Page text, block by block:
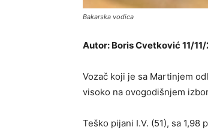
Bakarska vodica
Autor: Boris Cvetković 11/
Vozač koji je sa Martinjem
visoko na ovogodišnjem
Teško pijani I.V. (51), sa